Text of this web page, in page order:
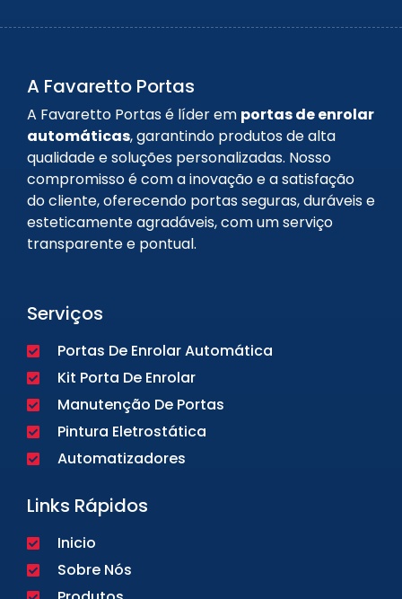
A Favaretto Portas
A Favaretto Portas é líder em portas de enrolar
automáticas, garantindo produtos de alta
qualidade e soluções personalizadas. Nosso
compromisso é com a inovação e a satisfação
do cliente, oferecendo portas seguras, duráveis e
esteticamente agradáveis, com um serviço
transparente e pontual.
Serviços
Portas De Enrolar Automática
Kit Porta De Enrolar
Manutenção De Portas
Pintura Eletrostática
Automatizadores
Links Rápidos
Inicio
Sobre Nós